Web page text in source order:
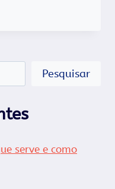
Pesquisar
serve e como